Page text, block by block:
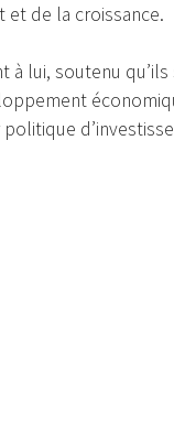
de la croissance.
à lui, soutenu